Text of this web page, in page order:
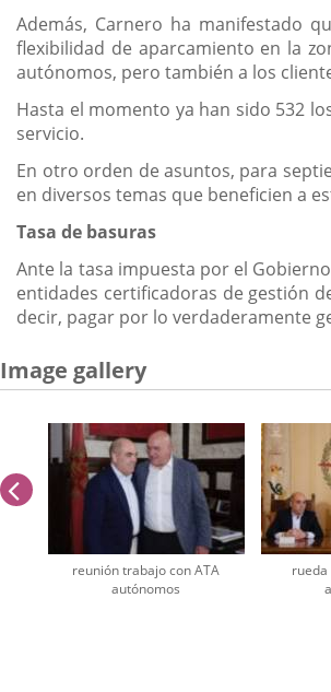
Además, Carnero ha manifestado
flexibilidad de aparcamiento en la
autónomos, pero también a los
Hasta el momento ya han sido 532
servicio.
En otro orden de asuntos, para
en diversos temas que beneficien a
Tasa de basuras
Ante la tasa impuesta por el
entidades certificadoras de gestión
decir, pagar por lo verdaderamente
Image gallery
reunión trabajo con ATA
autónomos
rueda
previus